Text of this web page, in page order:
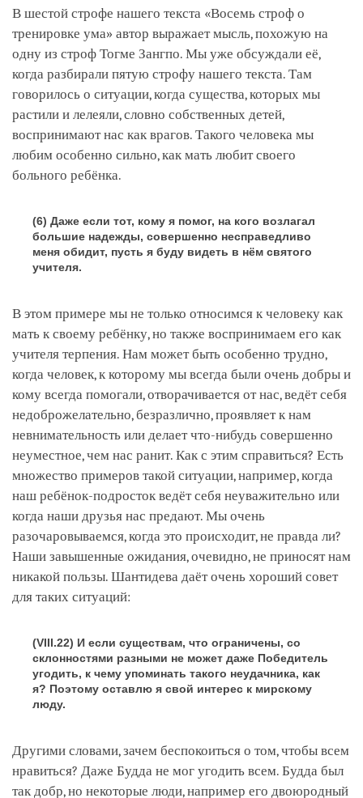
В шестой строфе нашего текста «Восемь строф о
тренировке ума» автор выражает мысль, похожую на
одну из строф Тогме Зангпо. Мы уже обсуждали её,
когда разбирали пятую строфу нашего текста. Там
говорилось о ситуации, когда существа, которых мы
растили и лелеяли, словно собственных детей,
воспринимают нас как врагов. Такого человека мы
любим особенно сильно, как мать любит своего
больного ребёнка.
(6) Даже если тот, кому я помог, на кого возлагал
большие надежды, совершенно несправедливо
меня обидит, пусть я буду видеть в нём святого
учителя.
В этом примере мы не только относимся к человеку как
мать к своему ребёнку, но также воспринимаем его как
учителя терпения. Нам может быть особенно трудно,
когда человек, к которому мы всегда были очень добры и
кому всегда помогали, отворачивается от нас, ведёт себя
недоброжелательно, безразлично, проявляет к нам
невнимательность или делает что-нибудь совершенно
неуместное, чем нас ранит. Как с этим справиться? Есть
множество примеров такой ситуации, например, когда
наш ребёнок-подросток ведёт себя неуважительно или
когда наши друзья нас предают. Мы очень
разочаровываемся, когда это происходит, не правда ли?
Наши завышенные ожидания, очевидно, не приносят нам
никакой пользы. Шантидева даёт очень хороший совет
для таких ситуаций:
(VIII.22) И если существам, что ограничены, со
склонностями разными не может даже Победитель
угодить, к чему упоминать такого неудачника, как
я? Поэтому оставлю я свой интерес к мирскому
люду.
Другими словами, зачем беспокоиться о том, чтобы всем
нравиться? Даже Будда не мог угодить всем. Будда был
так добр, но некоторые люди, например его двоюродный